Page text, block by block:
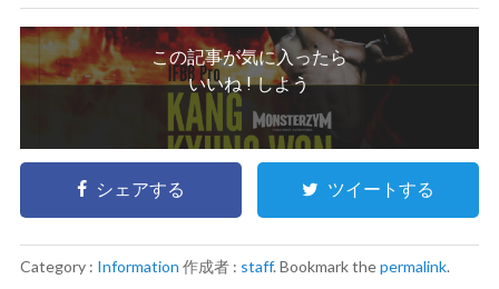
この記事が気に入ったら
いいね ! しよう
シェアする ツイートする
Category : Information 作成者 : staff. Bookmark thepermalink.